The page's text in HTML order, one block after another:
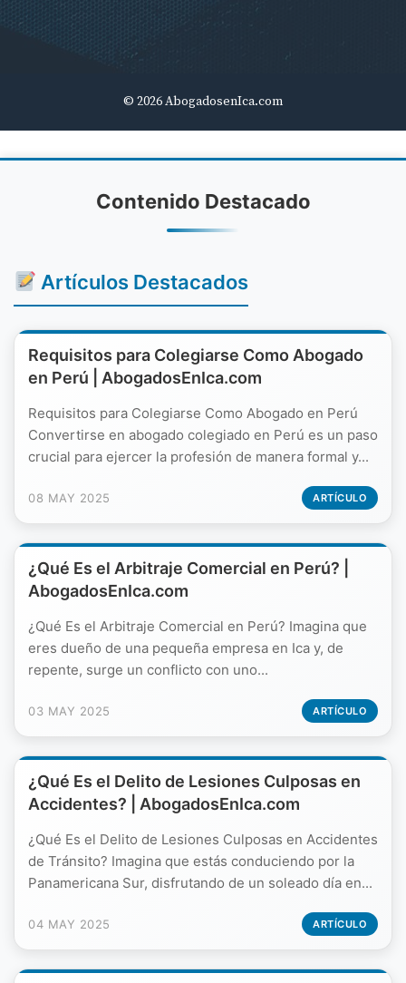
© 2026 AbogadosenIca.com
Contenido Destacado
Artículos Destacados
Requisitos para Colegiarse Como Abogado
en Perú | AbogadosEnIca.com
Requisitos para Colegiarse Como Abogado en Perú
Convertirse en abogado colegiado en Perú es un paso
crucial para ejercer la profesión de manera formal y...
08 MAY 2025 ARTÍCULO
¿Qué Es el Arbitraje Comercial en Perú? |
AbogadosEnIca.com
¿Qué Es el Arbitraje Comercial en Perú? Imagina que
eres dueño de una pequeña empresa en Ica y, de
repente, surge un conflicto con uno...
03 MAY 2025 ARTÍCULO
¿Qué Es el Delito de Lesiones Culposas en
Accidentes? | AbogadosEnIca.com
¿Qué Es el Delito de Lesiones Culposas en Accidentes
de Tránsito? Imagina que estás conduciendo por la
Panamericana Sur, disfrutando de un soleado día en...
04 MAY 2025 ARTÍCULO